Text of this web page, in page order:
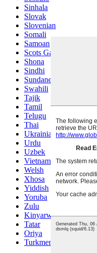
Sinhala
Slovak
Slovenian
Somali
Samoan
Scots Gaelic
Shona
Sindhi
Sundanese
Swahili
Tajik
Tamil
Telugu
Thai
Ukrainian
Urdu
Uzbek
Vietnamese
Welsh
Xhosa
Yiddish
Yoruba
Zulu
Kinyarwanda
Tatar
Oriya
Turkmen